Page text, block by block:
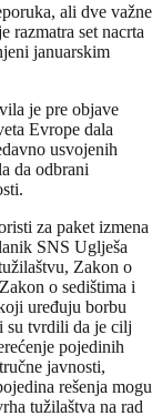
ali dve važne
razmatra set nacrta
januarskim
je pre objave
Evrope dala
usvojenih
da odbrani
za paket izmena
SNS Uglješa
Zakon o
o sedištima i
uređuju borbu
su tvrdili da je cilj
pojedinih
javnosti,
rešenja mogu
tužilaštva na rad